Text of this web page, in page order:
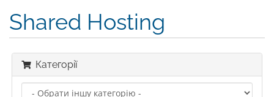
Shared Hosting
Категорії